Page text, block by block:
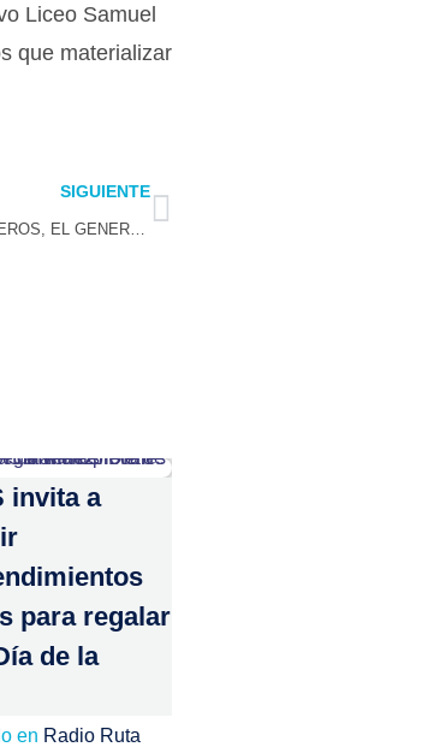
Liceo Samuel
que materializar
SIGUIENTE
EN EL MARCO DEL 97 ° ANIVERSARIO DE CARABINEROS, EL GENERAL MUÑOZ Y GOBERNADORA NARANJO ANUNCIAN APERTURA DE LICITACIÓN COMPRA DE UN HELICÓPTERO PARA COMBATIR LA DELINCUENCIA EN LA REGIÓN DE COQUIMBO
Next
invita a
para regalar
de la
en Radio Ruta